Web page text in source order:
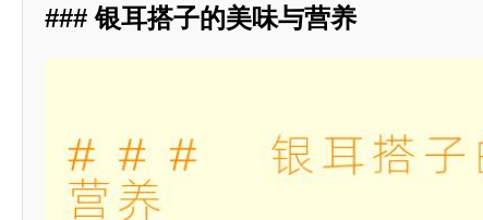
### 银耳搭子的美味与营养